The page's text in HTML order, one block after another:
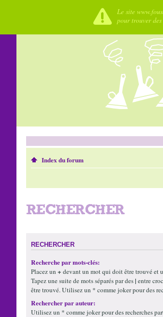
Le site
pour trouver
Index du forum
RECHERCHER
RECHERCHER
Recherche par mots-clés:
Placez un + devant un mot qui doit être trouvé et
Tapez une suite de mots séparés par des| entre
être trouvé. Utilisez un * comme joker pour des
Rechercher par auteur:
Utilisez un * comme joker pour des recherches